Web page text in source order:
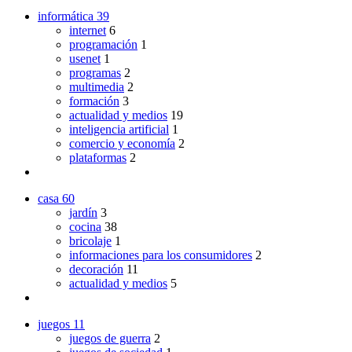
informática 39
internet 6
programación 1
usenet 1
programas 2
multimedia 2
formación 3
actualidad y medios 19
inteligencia artificial 1
comercio y economía 2
plataformas 2
casa 60
jardín 3
cocina 38
bricolaje 1
informaciones para los consumidores 2
decoración 11
actualidad y medios 5
juegos 11
juegos de guerra 2